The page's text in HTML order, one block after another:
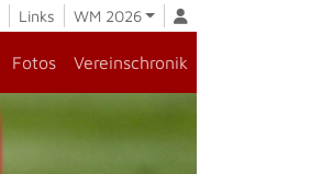
Links WM 2026
Fotos Vereinschronik